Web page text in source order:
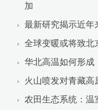
加
最新研究揭示近年
全球变暖或将致北
华北高温如何形成
火山喷发对青藏高
农田生态系统：温